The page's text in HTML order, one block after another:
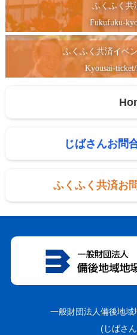
ふくふく共
Fukufuku-
ふくふく共済イベ
Kyousai-
じばさんお問
ふくふく共済お
一般財団法人備後地
(じばさ